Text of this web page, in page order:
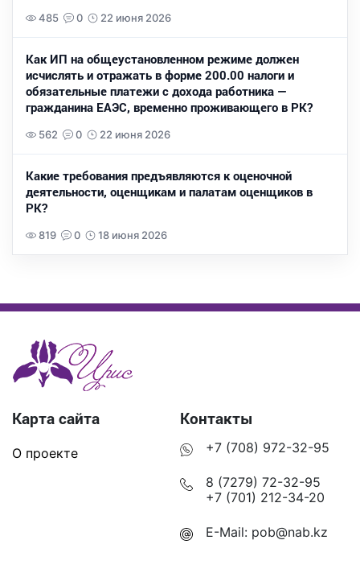
485 0 22 июня 2026
Как ИП на общеустановленном режиме должен
исчислять и отражать в форме 200.00 налоги и
обязательные платежи с дохода работника —
гражданина ЕАЭС, временно проживающего в РК?
562 0 22 июня 2026
Какие требования предъявляются к оценочной
деятельности, оценщикам и палатам оценщиков в
РК?
819 0 18 июня 2026
Карта сайта
О проекте
Контакты
+7 (708) 972-32-95
8 (7279) 72-32-95
+7 (701) 212-34-20
E-Mail: pob@nab.kz